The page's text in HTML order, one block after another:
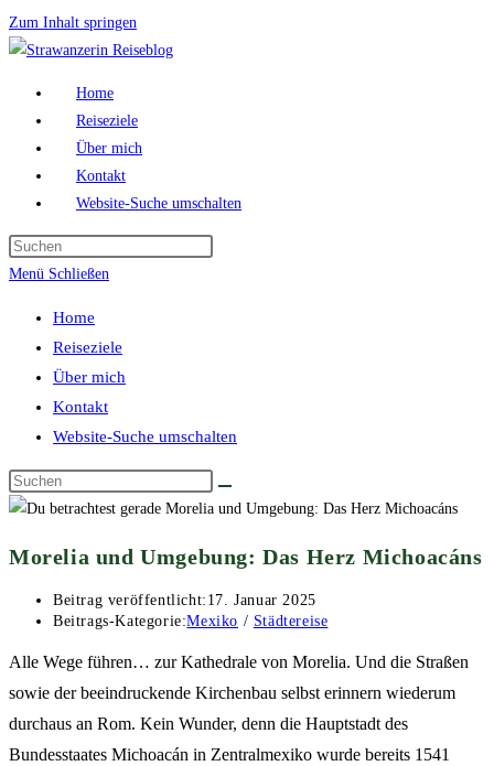
Zum Inhalt springen
Home
Reiseziele
Über mich
Kontakt
Website-Suche umschalten
Menü Schließen
Home
Reiseziele
Über mich
Kontakt
Website-Suche umschalten
Morelia und Umgebung: Das Herz Michoacáns
Beitrag veröffentlicht: 17. Januar 2025
Beitrags-Kategorie:Mexiko / Städtereise
Alle Wege führen… zur Kathedrale von Morelia. Und die Straßen
sowie der beeindruckende Kirchenbau selbst erinnern wiederum
durchaus an Rom. Kein Wunder, denn die Hauptstadt des
Bundesstaates Michoacán in Zentralmexiko wurde bereits 1541